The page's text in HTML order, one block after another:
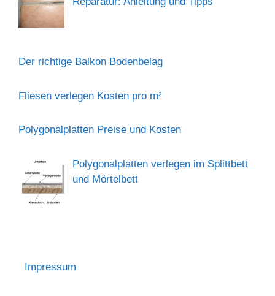
Der richtige Balkon Bodenbelag
Fliesen verlegen Kosten pro m²
Polygonalplatten Preise und Kosten
Polygonalplatten verlegen im Splittbett
und Mörtelbett
Impressum